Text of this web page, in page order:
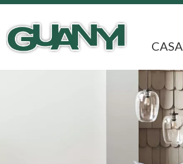
CASA